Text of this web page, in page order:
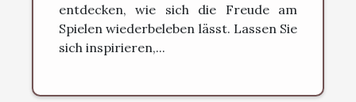
entdecken, wie sich die Freude am
Spielen wiederbeleben lässt. Lassen Sie
sich inspirieren,...